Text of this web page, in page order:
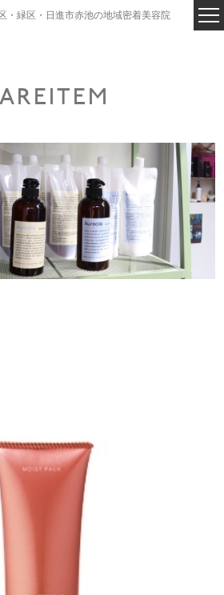
・緑区・日進市赤池の地域密着美容院